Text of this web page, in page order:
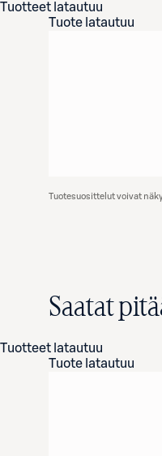
Tuotteet latautuu
Tuote latautuu
Tuotesuosittelut voivat
Saatat
Tuotteet latautuu
Tuote latautuu